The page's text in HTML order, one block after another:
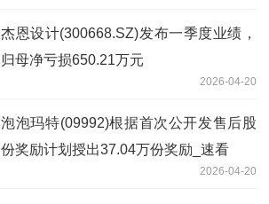
杰恩设计(300668.SZ)发布一季度业绩，
归母净亏损650.21万元
2026-04-20
泡泡玛特(09992)根据首次公开发售后股
份奖励计划授出37.04万份奖励_速看
2026-04-20